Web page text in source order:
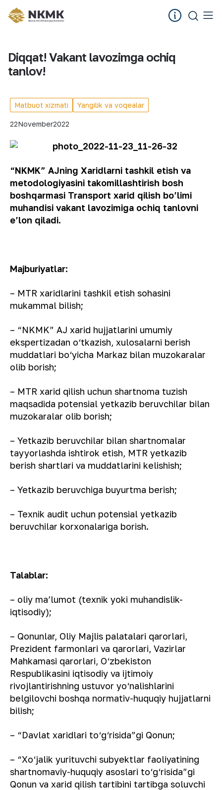
Diqqat! Vakant lavozimga ochiq
tanlov!
Matbuot xizmati Yangilik va voqealar
22November2022
“NKMK” AJning Xaridlarni tashkil etish va
metodologiyasini takomillashtirish bosh
boshqarmasi Transport xarid qilish bo’limi
muhandisi vakant lavozimiga ochiq tanlovni
e’lon qiladi.
Majburiyatlar:
– MTR xaridlarini tashkil etish sohasini
mukammal bilish;
– “NKMK” AJ xarid hujjatlarini umumiy
ekspertizadan o‘tkazish, xulosalarni berish
muddatlari bo‘yicha Markaz bilan muzokaralar
olib borish;
– MTR xarid qilish uchun shartnoma tuzish
maqsadida potensial yetkazib beruvchilar bilan
muzokaralar olib borish;
– Yetkazib beruvchilar bilan shartnomalar
tayyorlashda ishtirok etish, MTR yetkazib
berish shartlari va muddatlarini kelishish;
– Yetkazib beruvchiga buyurtma berish;
– Texnik audit uchun potensial yetkazib
beruvchilar korxonalariga borish.
Talablar:
– oliy maʼlumot (texnik yoki muhandislik-
iqtisodiy);
– Qonunlar, Oliy Majlis palatalari qarorlari,
Prezident farmonlari va qarorlari, Vazirlar
Mahkamasi qarorlari, O‘zbekiston
Respublikasini iqtisodiy va ijtimoiy
rivojlantirishning ustuvor yo‘nalishlarini
belgilovchi boshqa normativ-huquqiy hujjatlarni
bilish;
– “Davlat xaridlari to‘g‘risida”gi Qonun;
– “Xo‘jalik yurituvchi subyektlar faoliyatining
shartnomaviy-huquqiy asoslari to‘g‘risida”gi
Qonun va xarid qilish tartibini tartibga soluvchi